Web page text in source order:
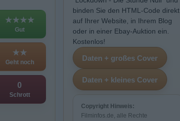
★★★★
Gut
★★
Geht noch
0
Schrott
binden Sie den HTML-Code direkt
auf Ihrer Website, in Ihrem Blog
oder in einer Ebay-Auktion ein.
Kostenlos!
Copyright Hinweis:
Filminfos.de, alle Rechte